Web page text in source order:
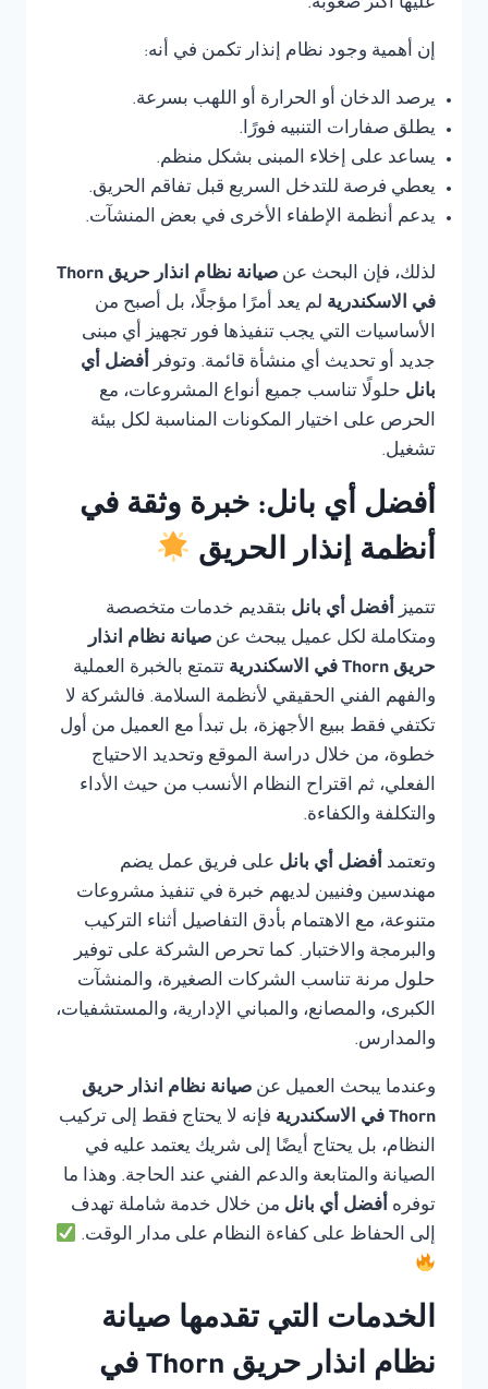
عليها أكثر صعوبة.
إن أهمية وجود نظام إنذار تكمن في أنه:
يرصد الدخان أو الحرارة أو اللهب بسرعة.
يطلق صفارات التنبيه فورًا.
يساعد على إخلاء المبنى بشكل منظم.
يعطي فرصة للتدخل السريع قبل تفاقم الحريق.
يدعم أنظمة الإطفاء الأخرى في بعض المنشآت.
لذلك، فإن البحث عن
صيانة نظام انذار حريق Thorn
في الاسكندرية لم يعد أمرًا مؤجلًا، بل أصبح من
الأساسيات التي يجب تنفيذها فور تجهيز أي مبنى
جديد أو تحديث أي منشأة قائمة. وتوفر أفضل أي
بانل حلولًا تناسب جميع أنواع المشروعات، مع
الحرص على اختيار المكونات المناسبة لكل بيئة
تشغيل.
أفضل أي بانل: خبرة وثقة في
أنظمة إنذار الحريق
تتميز أفضل أي بانل بتقديم خدمات متخصصة
ومتكاملة لكل عميل يبحث عن صيانة نظام انذار
حريق Thorn في الاسكندرية
تتمتع بالخبرة العملية
والفهم الفني الحقيقي لأنظمة السلامة. فالشركة لا
تكتفي فقط ببيع الأجهزة، بل تبدأ مع العميل من أول
خطوة، من خلال دراسة الموقع وتحديد الاحتياج
الفعلي، ثم اقتراح النظام الأنسب من حيث الأداء
والتكلفة والكفاءة.
وتعتمد أفضل أي بانل على فريق عمل يضم
مهندسين وفنيين لديهم خبرة في تنفيذ مشروعات
متنوعة، مع الاهتمام بأدق التفاصيل أثناء التركيب
والبرمجة والاختبار. كما تحرص الشركة على توفير
حلول مرنة تناسب الشركات الصغيرة، والمنشآت
الكبرى، والمصانع، والمباني الإدارية، والمستشفيات،
والمدارس.
وعندما يبحث العميل عن صيانة نظام انذار حريق
Thorn في الاسكندرية
فإنه لا يحتاج فقط إلى تركيب
النظام، بل يحتاج أيضًا إلى شريك يعتمد عليه في
الصيانة والمتابعة والدعم الفني عند الحاجة. وهذا ما
توفره أفضل أي بانل من خلال خدمة شاملة تهدف
إلى الحفاظ على كفاءة النظام على مدار الوقت.
الخدمات التي تقدمها صيانة
نظام انذار حريق Thorn في